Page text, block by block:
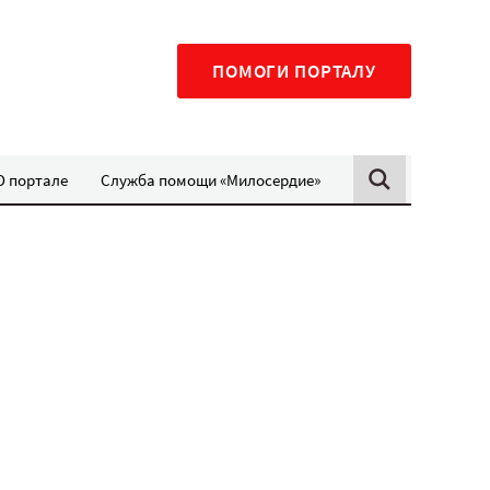
ПОМОГИ ПОРТАЛУ
портале Служба помощи «Милосердие»